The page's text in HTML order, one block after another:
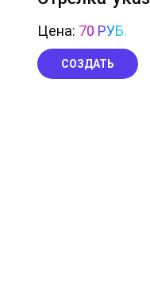
Цена: 70 РУБ.
СОЗДАТЬ